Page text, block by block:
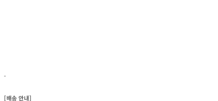
-
[배송 안내]